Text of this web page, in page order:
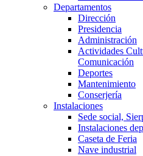
Departamentos
Dirección
Presidencia
Administración
Actividades
Comunicación
Deportes
Mantenimiento
Conserjería
Instalaciones
Sede social,
Instalaciones
Caseta de Feria
Nave industrial